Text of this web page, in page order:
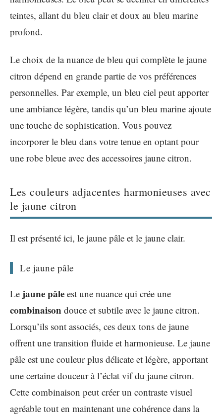
teintes, allant du bleu clair et doux au bleu marine
profond.
Le choix de la nuance de bleu qui complète le jaune
citron dépend en grande partie de vos préférences
personnelles. Par exemple, un bleu ciel peut apporter
une ambiance légère, tandis qu’un bleu marine ajoute
une touche de sophistication. Vous pouvez
incorporer le bleu dans votre tenue en optant pour
une robe bleue avec des accessoires jaune citron.
Les couleurs adjacentes harmonieuses avec
le jaune citron
Il est présenté ici, le jaune pâle et le jaune clair.
Le jaune pâle
Le jaune pâle est une nuance qui crée une
combinaison douce et subtile avec le jaune citron.
Lorsqu’ils sont associés, ces deux tons de jaune
offrent une transition fluide et harmonieuse. Le jaune
pâle est une couleur plus délicate et légère, apportant
une certaine douceur à l’éclat vif du jaune citron.
Cette combinaison peut créer un contraste visuel
agréable tout en maintenant une cohérence dans la